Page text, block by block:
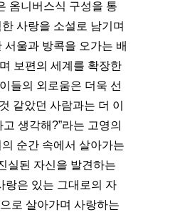
옴니버스식 구성을 통
사랑을 소설로 남기며
서울과 방콕을 오가는 배
보편의 세계를 확장한
들의 외로움은 더욱 선
같았던 사람과는 더 이
생각해?”라는 고영의
순간 속에서 살아가는
실된 자신을 발견하는
랑은 있는 그대로의 자
로 살아가며 사랑하는